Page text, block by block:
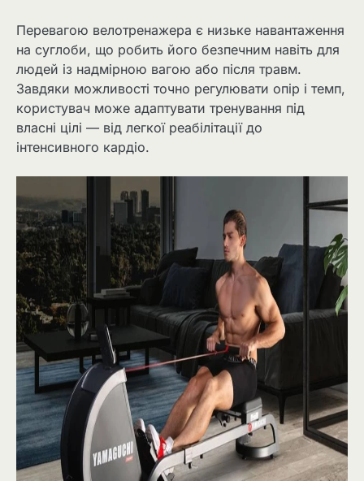
Перевагою велотренажера є низьке навантаження
на суглоби, що робить його безпечним навіть для
людей із надмірною вагою або після травм.
Завдяки можливості точно регулювати опір і темп,
користувач може адаптувати тренування під
власні цілі — від легкої реабілітації до
інтенсивного кардіо.